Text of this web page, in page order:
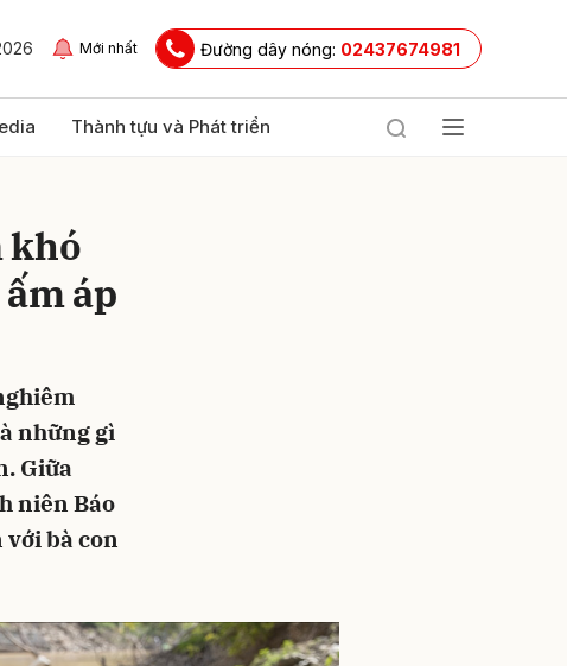
Mới nhất Đường dây nóng: 02437674981
Thành tựu và Phát triển
khó
áp
những gì
Giữa
niên Báo
bà con
Gửi